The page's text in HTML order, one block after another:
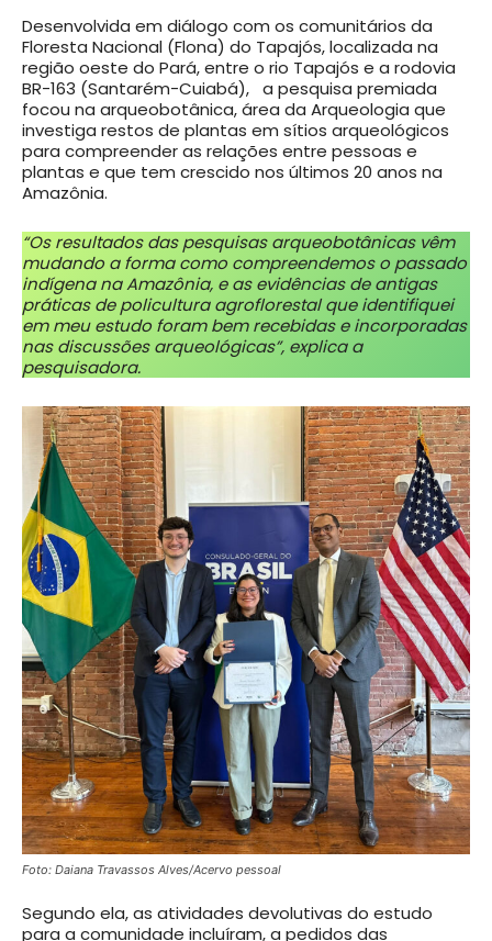
Desenvolvida em diálogo com os comunitários da
Floresta Nacional (Flona) do Tapajós, localizada na
região oeste do Pará, entre o rio Tapajós e a rodovia
BR-163 (Santarém-Cuiabá), a pesquisa premiada
focou na arqueobotânica, área da Arqueologia que
investiga restos de plantas em sítios arqueológicos
para compreender as relações entre pessoas e
plantas e que tem crescido nos últimos 20 anos na
Amazônia.
“Os resultados das pesquisas arqueobotânicas vêm
mudando a forma como compreendemos o passado
indígena na Amazônia, e as evidências de antigas
práticas de policultura agroflorestal que identifiquei
em meu estudo foram bem recebidas e incorporadas
nas discussões arqueológicas”, explica a
pesquisadora.
Foto: Daiana Travassos Alves/Acervo pessoal
Segundo ela, as atividades devolutivas do estudo
para a comunidade incluíram, a pedidos das